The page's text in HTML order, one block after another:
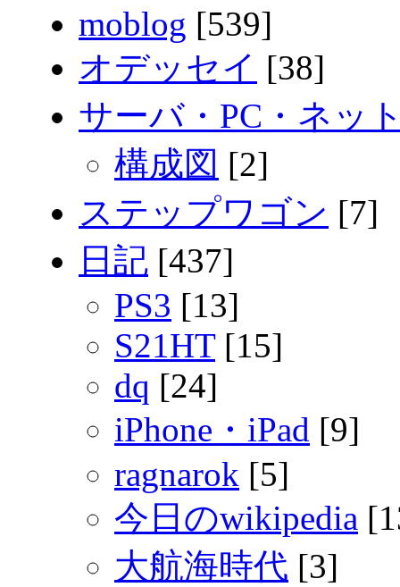
moblog [539]
オデッセイ [38]
サーバ・PC・ネッ
構成図 [2]
ステップワゴン [7]
日記 [437]
PS3 [13]
S21HT[15]
dq [24]
iPhone・iPad [9]
ragnarok [5]
今日のwikipedia
大航海時代 [3]